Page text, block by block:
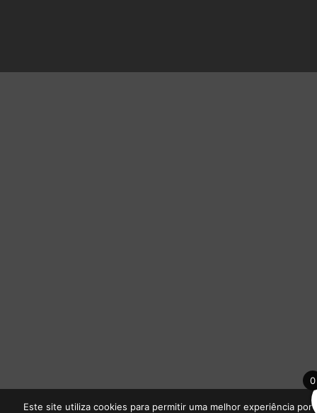
0
Este site utiliza cookies para permitir uma melhor experiência por